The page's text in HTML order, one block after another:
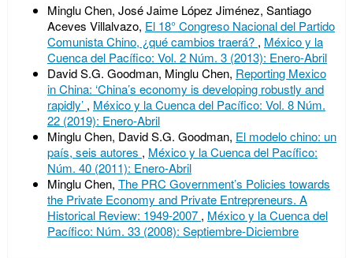
Minglu Chen, José Jaime López Jiménez, Santiago
Aceves Villalvazo, El 18° Congreso Nacional del Partido
Comunista Chino, ¿qué cambios traerá? , México y la
Cuenca del Pacífico: Vol. 2 Núm. 3 (2013): Enero-Abril
David S.G. Goodman, Minglu Chen, Reporting Mexico
in China: ‘China’s economy is developing robustly and
rapidly’ , México y la Cuenca del Pacífico: Vol. 8 Núm.
22 (2019): Enero-Abril
Minglu Chen, David S.G. Goodman, El modelo chino: un
país, seis autores , México y la Cuenca del Pacífico:
Núm. 40 (2011): Enero-Abril
Minglu Chen, The PRC Government’s Policies towards
the Private Economy and Private Entrepreneurs. A
Historical Review: 1949-2007 , México y la Cuenca del
Pacífico: Núm. 33 (2008): Septiembre-Diciembre